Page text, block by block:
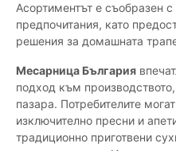
Асортиментът е съобразен
предпочитания, като
решения за домашната
Месарница България
подход към
пазара. Потребителите
изключително пресни и
традиционно приготвени